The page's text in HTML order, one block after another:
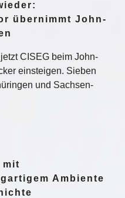
übernimmt John-
CISEG beim John-
einsteigen. Sieben
und Sachsen-
mit
Ambiente